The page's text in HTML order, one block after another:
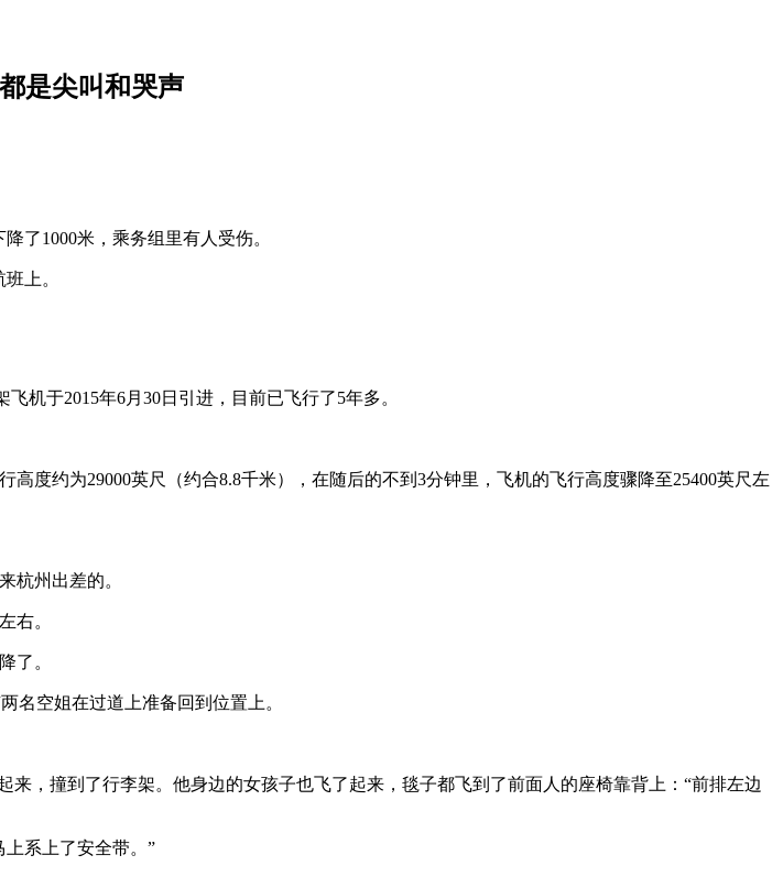
是尖叫和哭声
了1000米，乘务组里有人受伤。
上。
机于2015年6月30日引进，目前已飞行了5年多。
度约为29000英尺（约合8.8千米），在随后的不到3分钟里，飞机的飞行高度骤降至25400英尺左
杭州出差的。
右。
了。
名空姐在过道上准备回到位置上。
，撞到了行李架。他身边的女孩子也飞了起来，毯子都飞到了前面人的座椅靠背上：“前排左边
系上了安全带。”